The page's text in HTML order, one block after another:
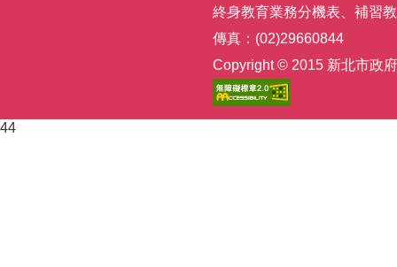
終身教育業務分機表
補習
傳真：(02)29660844
Copyright © 2015 新北市政
44